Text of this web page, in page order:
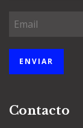
Contacto